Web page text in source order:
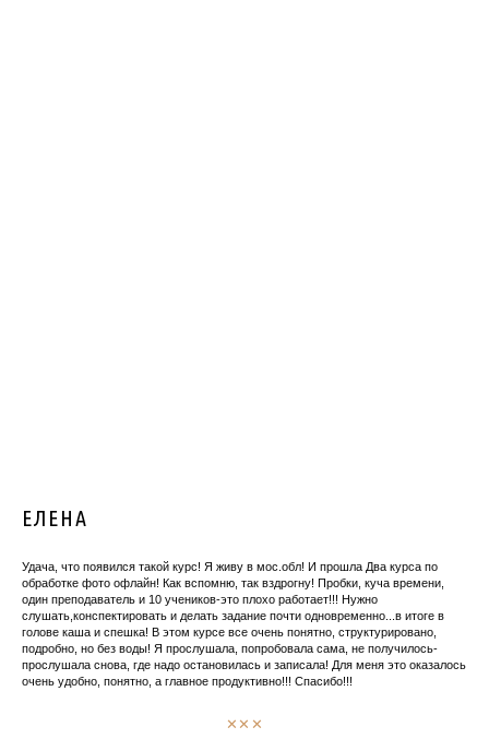
ЕЛЕНА
Удача, что появился такой курс! Я живу в мос.обл! И прошла Два курса по
обработке фото офлайн! Как вспомню, так вздрогну! Пробки, куча времени,
один преподаватель и 10 учеников-это плохо работает!!! Нужно
слушать,конспектировать и делать задание почти одновременно...в итоге в
голове каша и спешка! В этом курсе все очень понятно, структурировано,
подробно, но без воды! Я прослушала, попробовала сама, не получилось-
прослушала снова, где надо остановилась и записала! Для меня это оказалось
очень удобно, понятно, а главное продуктивно!!! Спасибо!!!
✕✕✕